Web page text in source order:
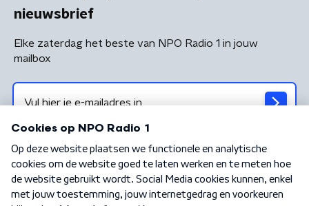
nieuwsbrief
Elke zaterdag het beste van NPO Radio 1 in jouw
mailbox
Algemene voorwaarden